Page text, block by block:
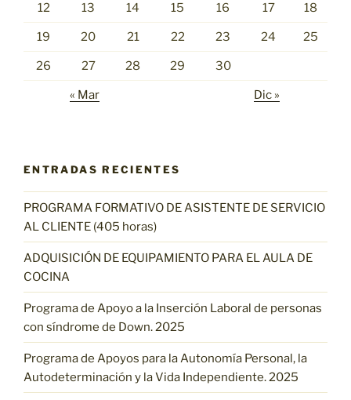
12 13 14 15 16 17 18
19 20 21 22 23 24 25
26 27 28 29 30
« Mar Dic »
ENTRADAS RECIENTES
PROGRAMA FORMATIVO DE ASISTENTE DE SERVICIO
AL CLIENTE (405 horas)
ADQUISICIÓN DE EQUIPAMIENTO PARA EL AULA DE
COCINA
Programa de Apoyo a la Inserción Laboral de personas
con síndrome de Down. 2025
Programa de Apoyos para la Autonomía Personal, la
Autodeterminación y la Vida Independiente. 2025